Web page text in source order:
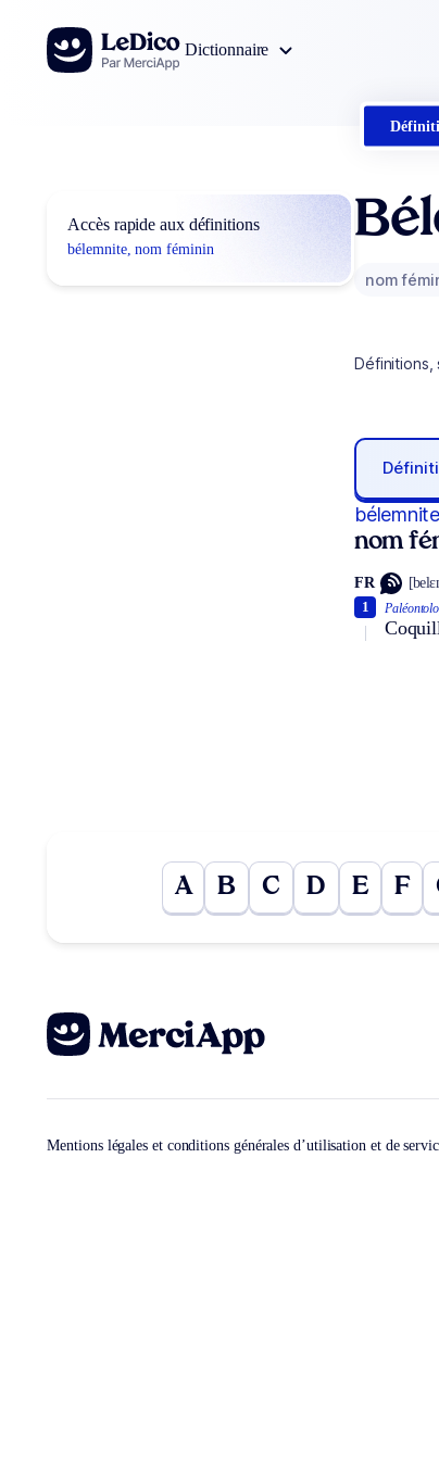
Aller au contenu
Dictionnaire
Accès rapide aux définitions
bélemnite, nom féminin
nom
Définitions,
bélemnite
nom
FR
1
A B C D E F
Mentions légales et conditions générales d’utilisation et de